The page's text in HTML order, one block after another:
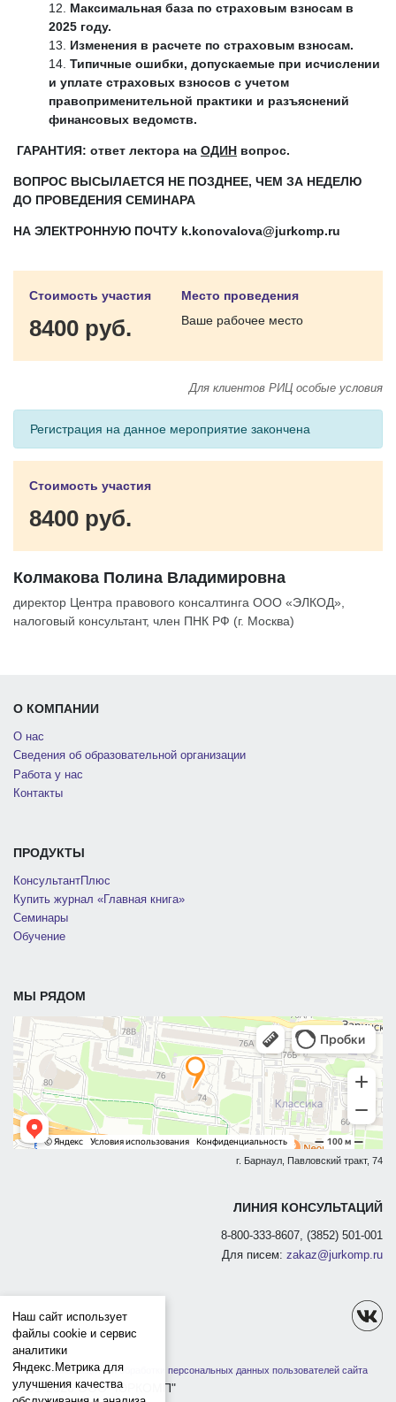
Колмакова Полина Владимировна
директор Центра правового консалтинга ООО «ЭЛКОД»,
налоговый консультант, член ПНК РФ (г. Москва)
Максимальная база по страховым взносам в
2025 году.
Изменения в расчете по страховым взносам.
Типичные ошибки, допускаемые при исчислении
и уплате страховых взносов с учетом
правоприменительной практики и разъяснений
финансовых ведомств.
ГАРАНТИЯ: ответ лектора на ОДИН вопрос.
ВОПРОС ВЫСЫЛАЕТСЯ НЕ ПОЗДНЕЕ, ЧЕМ ЗА НЕДЕЛЮ
ДО ПРОВЕДЕНИЯ СЕМИНАРА
НА ЭЛЕКТРОННУЮ ПОЧТУ k.konovalova@jurkomp.ru
Стоимость участия
8400 руб.
Место проведения
Ваше рабочее место
Для клиентов РИЦ особые условия
Регистрация на данное мероприятие закончена
Стоимость участия
8400 руб.
О КОМПАНИИ
О нас
Сведения об образовательной организации
Работа у нас
Контакты
ПРОДУКТЫ
КонсультантПлюс
Купить журнал «Главная книга»
Семинары
Обучение
МЫ РЯДОМ
г. Барнаул, Павловский тракт, 74
ЛИНИЯ КОНСУЛЬТАЦИЙ
8-800-333-8607, (3852) 501-001
Для писем: zakaz@jurkomp.ru
Политика защиты и обработки персональных данных пользователей сайта
1991-2026 ООО "ЮРКОМП"
Наш сайт использует
файлы cookie и сервис
аналитики
Яндекс.Метрика для
улучшения качества